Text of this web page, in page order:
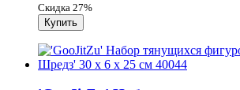
Скидка 27%